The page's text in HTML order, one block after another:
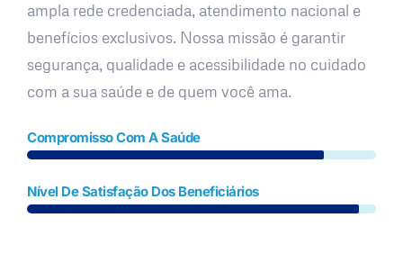
ampla rede credenciada, atendimento nacional e
benefícios exclusivos. Nossa missão é garantir
segurança, qualidade e acessibilidade no cuidado
com a sua saúde e de quem você ama.
Compromisso Com A Saúde
Nível De Satisfação Dos Beneficiários